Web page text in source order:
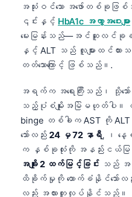
အသုံးဝင်သော အဖော်တစ်ခုဖြ
၎င်းနှင့် HbA1c အကွာအဝေးများ
မေးမြန်းသည်—အင်ဆူလင်ခုခံ
နှင့် ALT သည် လူများထင်
တတ်သောကြောင့် ဖြစ်သည်။.
အရက်က အရေးကြီးသည်၊ သို့သေ
သည့်ပုံစံမျိုးအမြဲမဟုတ်ပါ
binge တစ်ခါက AST ကို
သော်လည်း 24 မှ 72 နာရီ, ၊ နေ့
က နှစ်ခုလုံးကို အနည်းငယ်မ
အချိုး 2 ထက်မြင့်ခြင်း သည် အ
ထိခိုက်မှုကို ထောက်ခံနိုင်သော်လ
လည်း အလားတူလုပ်နိုင်သည်။